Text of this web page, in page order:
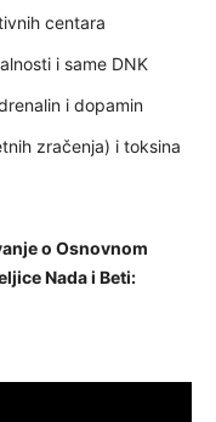
centara
i same DNK
i dopamin
zračenja) i toksina
o Osnovnom
Nada i Beti: